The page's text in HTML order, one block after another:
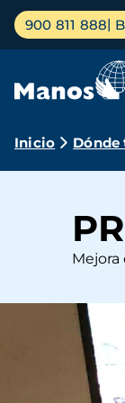
Pasar
contenido
Menú
principal
900 811 888
Ruta
Inicio Dónde